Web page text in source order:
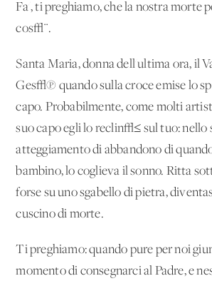
Fa', ti preghiamo, che la nostra morte
cos√¨.
Santa Maria, donna dell'ultima ora, il
Ges√π quando sulla croce emise lo
capo. Probabilmente, come molti
suo capo egli lo reclin√≤ sul tuo: nello
atteggiamento di abbandono di
bambino, lo coglieva il sonno. Ritta
forse su uno sgabello di pietra,
cuscino di morte.
Ti preghiamo: quando pure per noi
momento di consegnarci al Padre, e